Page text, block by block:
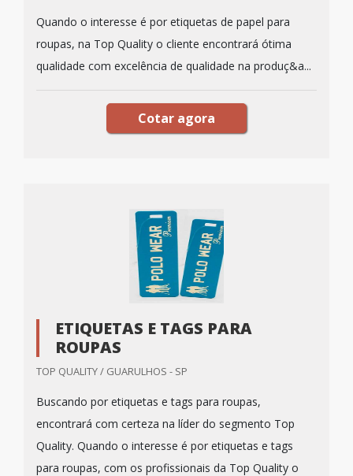
Quando o interesse é por etiquetas de papel para
roupas, na Top Quality o cliente encontrará ótima
qualidade com excelência de qualidade na produç&a...
Cotar agora
ETIQUETAS E TAGS PARA
ROUPAS
TOP QUALITY / GUARULHOS - SP
Buscando por etiquetas e tags para roupas,
encontrará com certeza na líder do segmento Top
Quality. Quando o interesse é por etiquetas e tags
para roupas, com os profissionais da Top Quality o